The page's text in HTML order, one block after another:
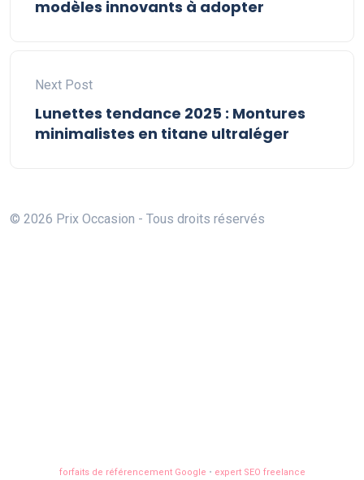
modèles innovants à adopter
Next Post
Lunettes tendance 2025 : Montures
minimalistes en titane ultraléger
© 2026 Prix Occasion - Tous droits réservés
forfaits de référencement Google • expert SEO freelance